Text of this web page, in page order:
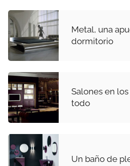
Metal, una
dormitorio
Salones en
todo
Un baño de